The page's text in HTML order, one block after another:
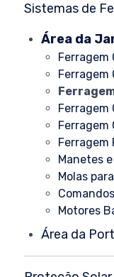
Sistemas de
Área da
Ferragem
Ferragem
Ferragem
Manetes
Molas
Motores
Área da